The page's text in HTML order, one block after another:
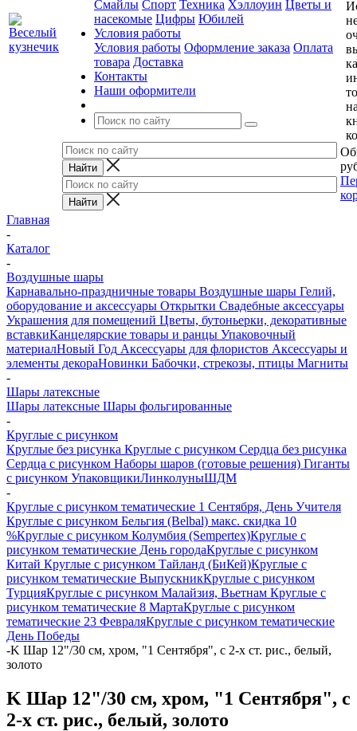
Смайлы Спорт Техника Хэллоуин Цветы и
насекомые Цифры Юбилей
Условия работы
Условия работы Оформление заказа Оплата
товара Доставка
Контакты
Наши оформители
Главная
-
Каталог
-
Воздушные шары
Карнавально-праздничные товары Воздушные шары Гелий,
оборудование и аксессуары Открытки Свадебные аксессуары
Украшения для помещений Цветы, бутоньерки, декоративные
вставкиКанцелярские товары и ранцы Упаковочный
материалНовый Год Аксессуары для флористов Аксессуары и
элементы декораНовинки Бабочки, стрекозы, птицы Магниты
-
Шары латексные
Шары латексные Шары фольгированные
-
Круглые с рисунком
Круглые без рисунка Круглые с рисунком Сердца без рисунка
Сердца с рисунком Наборы шаров (готовые решения) Гиганты
с рисунком УпаковщикиЛинколуныШДМ
-
Круглые с рисунком тематические 1 Сентября, День Учителя
Круглые с рисунком Бельгия (Belbal) макс. скидка 10
%Круглые с рисунком Колумбия (Sempertex)Круглые с
рисунком тематические День городаКруглые с рисунком
Китай Круглые с рисунком Тайланд (БиКей)Круглые с
рисунком тематические ВыпускникКруглые с рисунком
ТурцияКруглые с рисунком Малайзия, Вьетнам Круглые с
рисунком тематические 8 МартаКруглые с рисунком
тематические 23 ФевраляКруглые с рисунком тематические
День Победы
-K Шар 12"/30 см, хром, "1 Сентября", с 2-х ст. рис., белый,
золото
K Шар 12"/30 см, хром, "1 Сентября", с
2-х ст. рис., белый, золото